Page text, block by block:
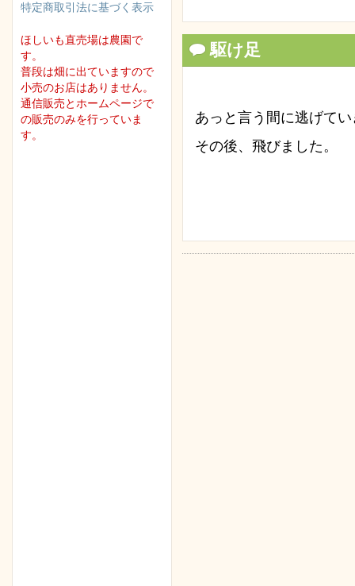
駆け足
あっと言う間に逃げて
その後、飛びました。
特定商取引法に基づく表示
ほしいも直売場は農園で
す。
普段は畑に出ていますので
小売のお店はありません。
通信販売とホームページで
の販売のみを行っていま
す。